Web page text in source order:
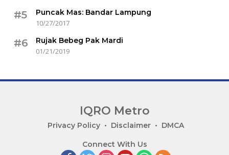
#5
Puncak Mas: Bandar Lampung
10/27/2017
#6
Rujak Bebeg Pak Mardi
01/21/2019
IQRO Metro
Privacy Policy Disclaimer DMCA
Connect With Us